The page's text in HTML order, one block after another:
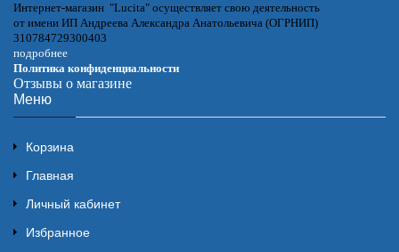
Интернет-магазин "Lucita" осуществляет свою деятельность
от имени ИП Андреева Александра Анатольевича (ОГРНИП)
310784729300403
подробнее
Политика конфиденциальности
Отзывы о магазине
Меню
Корзина
Главная
Личный кабинет
Избранное